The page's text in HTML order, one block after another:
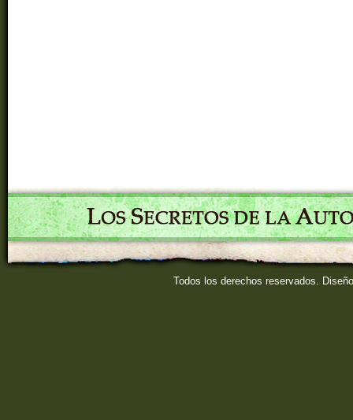
Todos los derechos reservados.